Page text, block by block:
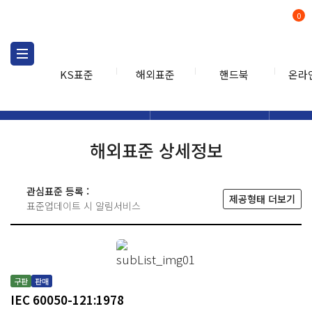
KS표준 해외표준 핸드북 온라
0
해외표준 상세정보
관심표준 등록 :
표준업데이트 시 알림서비스
제공형태 더보기
구판 판매
IEC 60050-121:1978